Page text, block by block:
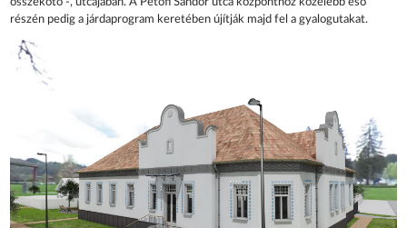
részén pedig a járdaprogram keretében újítják majd fel a gyalogutakat.